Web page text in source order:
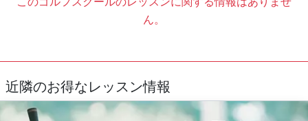
ん。
近隣のお得なレッスン情報